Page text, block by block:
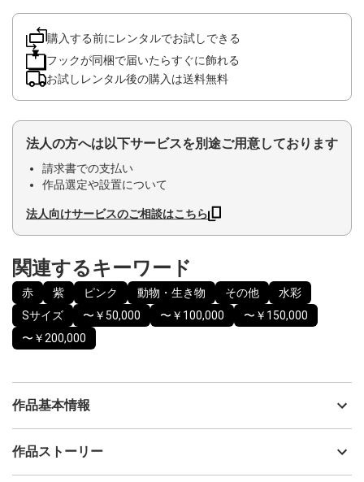
購入する前にレンタルでお試しできる
フックが同梱で届いたらすぐに飾れる
お試しレンタル後の購入は送料無料
法人の方へは以下サービスを別途ご用意しております
請求書での支払い
作品選定や設置について
法人向けサービスのご相談はこちら
関連するキーワード
赤 紫 ピンク 動物・生き物 その他
水彩
Sサイズ
〜￥50,000 〜￥100,000
〜￥150,000
〜￥200,000
作品基本情報
出品者
作品ストーリー